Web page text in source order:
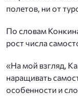
полетов, ни от
По словам
рост числа
«На мой взгляд,
наращивать
особенности и